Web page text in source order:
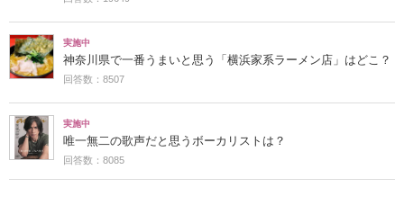
実施中
神奈川県で一番うまいと思う「横浜家系ラーメン店」はどこ？
回答数：8507
実施中
唯一無二の歌声だと思うボーカリストは？
回答数：8085